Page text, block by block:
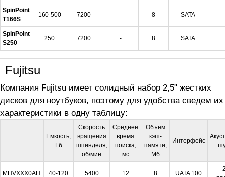
SpinPoint
T166S
160-500 7200 - 8 SATA
SpinPoint
S250
250 7200 - 8 SATA
Fujitsu
Компания Fujitsu имеет солидный набор 2,5" жестких
дисков для ноутбуков, поэтому для удобства сведем их
характеристики в одну таблицу:
Емкость,
Гб
Скорость
вращения
шпинделя,
об/мин
Среднее
время
поиска,
мс
Объем
кэш-
памяти,
Мб
Интерфейс
MHVXXX0AH 40-120 5400 12 8 UATA 100